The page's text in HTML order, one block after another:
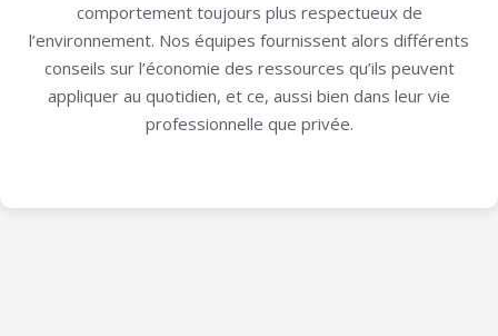
comportement toujours plus respectueux de
l’environnement. Nos équipes fournissent alors différents
conseils sur l’économie des ressources qu’ils peuvent
appliquer au quotidien, et ce, aussi bien dans leur vie
professionnelle que privée.